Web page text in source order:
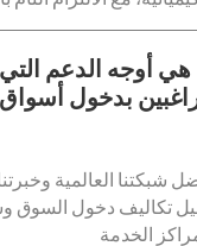
هي أوجه الدعم
بدخول
شبكتنا العالمية
تكاليف دخول السوق